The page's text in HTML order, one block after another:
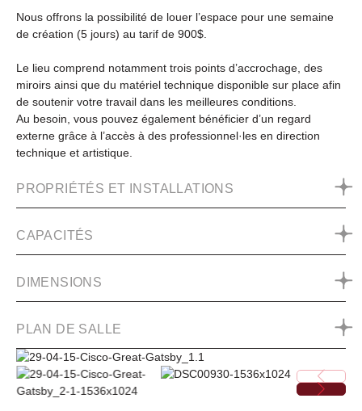
Nous offrons la possibilité de louer l’espace pour une semaine
de création (5 jours) au tarif de 900$.
Le lieu comprend notamment trois points d’accrochage, des
miroirs ainsi que du matériel technique disponible sur place afin
de soutenir votre travail dans les meilleures conditions.
Au besoin, vous pouvez également bénéficier d’un regard
externe grâce à l’accès à des professionnel·les en direction
technique et artistique.
PROPRIÉTÉS ET INSTALLATIONS
CAPACITÉS
DIMENSIONS
PLAN DE SALLE